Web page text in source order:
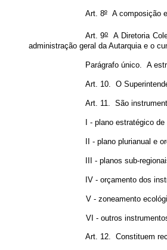
Art. 8ºA composição e
Art. 9oA Diretoria
administração geral da Autarquia e o
Parágrafo único. A
Art. 10. O
Art. 11. São instrumentos
I - plano estratégico
II - plano plurianual e
III - planos sub-
IV - orçamento dos
V - zoneamento ecológico-
VI - outros
Art. 12. Constituem